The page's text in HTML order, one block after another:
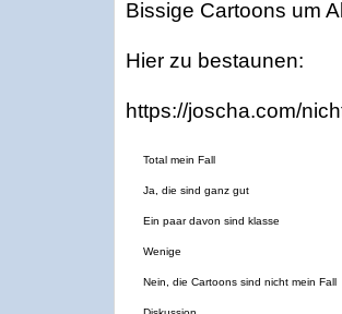
Bissige Cartoons um
Hier zu bestaunen:
https://joscha.com/
Total mein Fall
Ja, die sind ganz gut
Ein paar davon sind klasse
Wenige
Nein, die Cartoons sind nicht mein Fall